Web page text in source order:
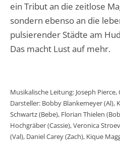
ein Tribut an die zeitlose
sondern ebenso an die
pulsierender Städte am
Das macht Lust auf mehr.
Musikalische Leitung: Joseph
Darsteller: Bobby Blankemeyer (Al),
Schwartz (Bebe), Florian Thielen
Hochgräber (Cassie), Veronica
(Val), Daniel Carey (Zach), Kique